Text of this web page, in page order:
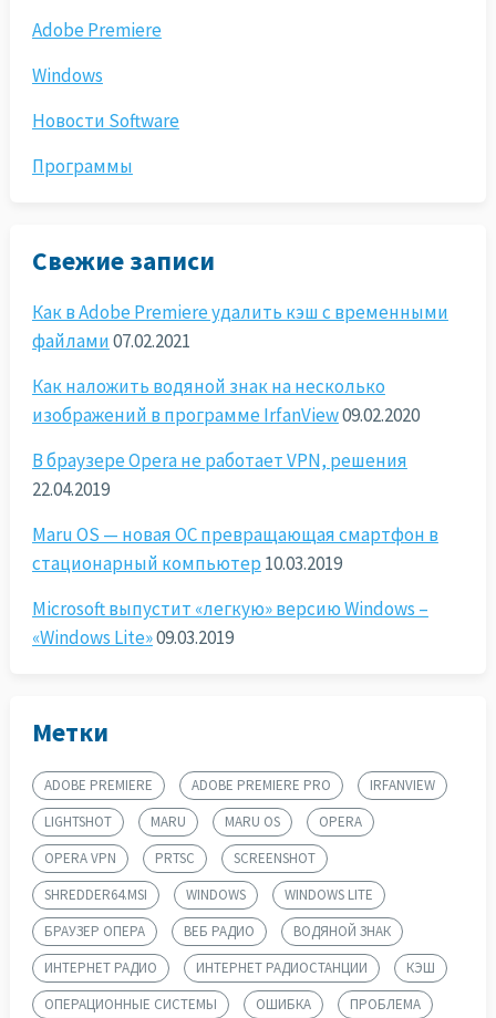
Adobe Premiere
Windows
Новости Software
Программы
Свежие записи
Как в Adobe Premiere удалить кэш с временными
файлами07.02.2021
Как наложить водяной знак на несколько
изображений в программе IrfanView09.02.2020
В браузере Opera не работает VPN, решения
22.04.2019
Maru OS — новая ОС превращающая смартфон в
стационарный компьютер 10.03.2019
Microsoft выпустит «легкую» версию Windows –
«Windows Lite»09.03.2019
Метки
ADOBE PREMIERE ADOBE PREMIERE PRO
IRFANVIEW
LIGHTSHOT
MARU MARU OS
OPERA
OPERA VPN
PRTSC
SCREENSHOT
SHREDDER64.MSI
WINDOWS
WINDOWS LITE
БРАУЗЕР ОПЕРА
ВЕБ РАДИО
ВОДЯНОЙ ЗНАК
ИНТЕРНЕТ РАДИО
ИНТЕРНЕТ РАДИОСТАНЦИИ
КЭШ
ОПЕРАЦИОННЫЕ СИСТЕМЫ
ОШИБКА
ПРОБЛЕМА